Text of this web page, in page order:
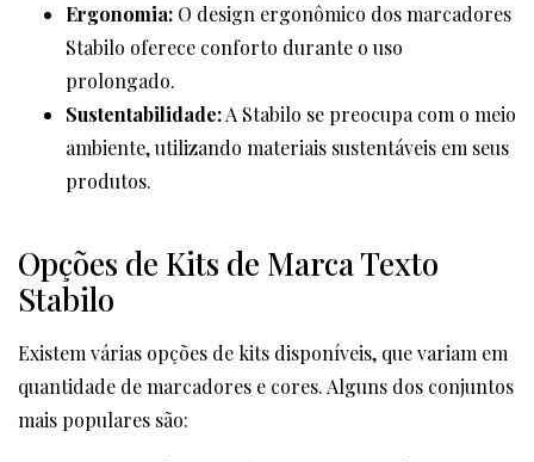
Ergonomia: O design ergonômico dos marcadores
Stabilo oferece conforto durante o uso
prolongado.
Sustentabilidade:A Stabilo se preocupa com o meio
ambiente, utilizando materiais sustentáveis em seus
produtos.
Opções de Kits de Marca Texto
Stabilo
Existem várias opções de kits disponíveis, que variam em
quantidade de marcadores e cores. Alguns dos conjuntos
mais populares são: